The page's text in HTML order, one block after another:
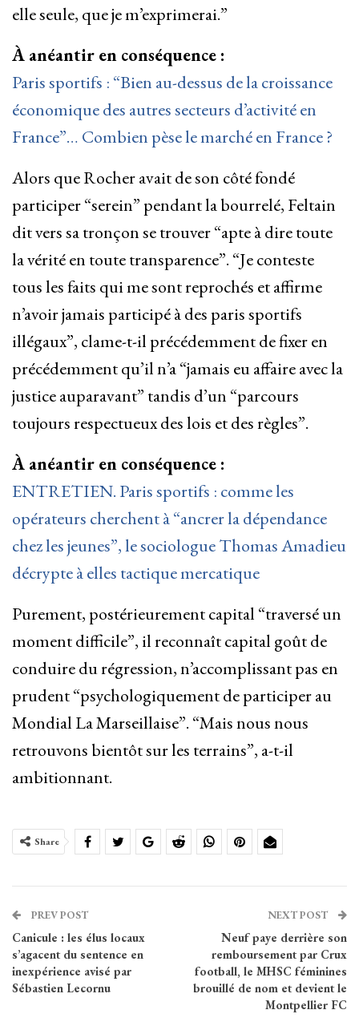
elle seule, que je m’exprimerai.”
À anéantir en conséquence :
Paris sportifs : “Bien au-dessus de la croissance
économique des autres secteurs d’activité en
France”… Combien pèse le marché en France ?
Alors que Rocher avait de son côté fondé
participer “serein” pendant la bourrelé, Feltain
dit vers sa tronçon se trouver “apte à dire toute
la vérité en toute transparence”. “Je conteste
tous les faits qui me sont reprochés et affirme
n’avoir jamais participé à des paris sportifs
illégaux”, clame-t-il précédemment de fixer en
précédemment qu’il n’a “jamais eu affaire avec la
justice auparavant” tandis d’un “parcours
toujours respectueux des lois et des règles”.
À anéantir en conséquence :
ENTRETIEN. Paris sportifs : comme les
opérateurs cherchent à “ancrer la dépendance
chez les jeunes”, le sociologue Thomas Amadieu
décrypte à elles tactique mercatique
Purement, postérieurement capital “traversé un
moment difficile”, il reconnaît capital goût de
conduire du régression, n’accomplissant pas en
prudent “psychologiquement de participer au
Mondial La Marseillaise”. “Mais nous nous
retrouvons bientôt sur les terrains”, a-t-il
ambitionnant.
Share
PREV POST
Canicule : les élus locaux
s’agacent du sentence en
inexpérience avisé par
Sébastien Lecornu
NEXT POST
Neuf paye derrière son
remboursement par Crux
football, le MHSC féminines
brouillé de nom et devient le
Montpellier FC